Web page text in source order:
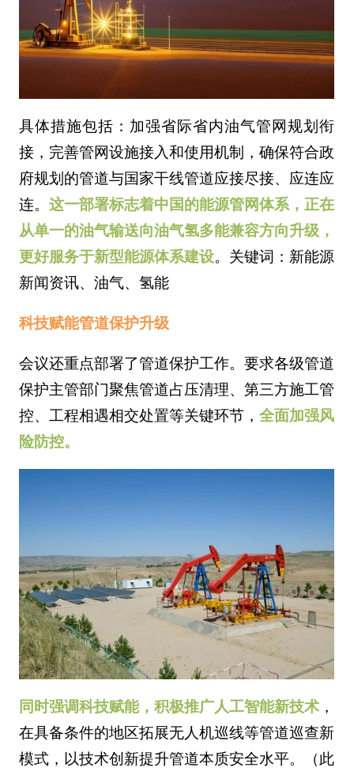
具体措施包括：加强省际省内油气管网规划衔
接，完善管网设施接入和使用机制，确保符合政
府规划的管道与国家干线管道应接尽接、应连应
连。 这一部署标志着中国的能源管网体系，正在
从单一的油气输送向油气氢多能兼容方向升级，
更好服务于新型能源体系建设。关键词：新能源
新闻资讯、油气、氢能
科技赋能管道保护升级
会议还重点部署了管道保护工作。要求各级管道
保护主管部门聚焦管道占压清理、第三方施工管
控、工程相遇相交处置等关键环节， 全面加强风
险防控。
同时强调科技赋能，积极推广人工智能新技术，
在具备条件的地区拓展无人机巡线等管道巡查新
模式，以技术创新提升管道本质安全水平。（此